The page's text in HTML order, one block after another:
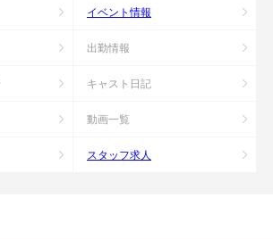
イベント情報
出勤情報
キャスト日記
動画一覧
スタッフ求人